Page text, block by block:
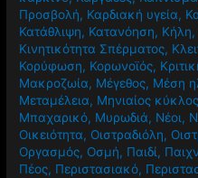
Προσβολή, Καρδιακή υγεία,
Κατάθλιψη, Κατανόηση, Κήλη,
Κινητικότητα Σπέρματος,
Κορύφωση, Κορωνοϊός,
Μακροζωία, Μέγεθος, Μέση
Μεταμέλεια, Μηνιαίος κύκλος
Μπαχαρικό, Μυρωδιά, Νέοι,
Οικειότητα, Οιστραδιόλη,
Οργασμός, Οσμή, Παιδί,
Πέος, Περιστασιακό,